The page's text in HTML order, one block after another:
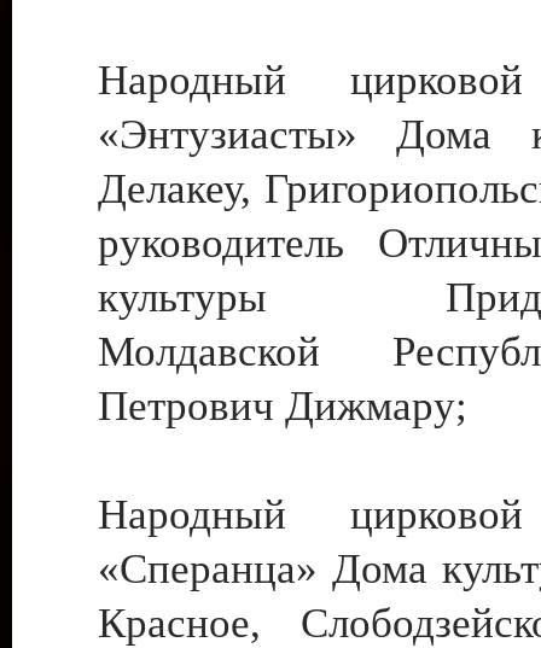
Народный цирковой
«Энтузиасты» Дома
Делакеу,
руководитель
культуры
Молдавской
Петрович Дижмару;
Народный цирковой
«Сперанца» Дома
Красное,